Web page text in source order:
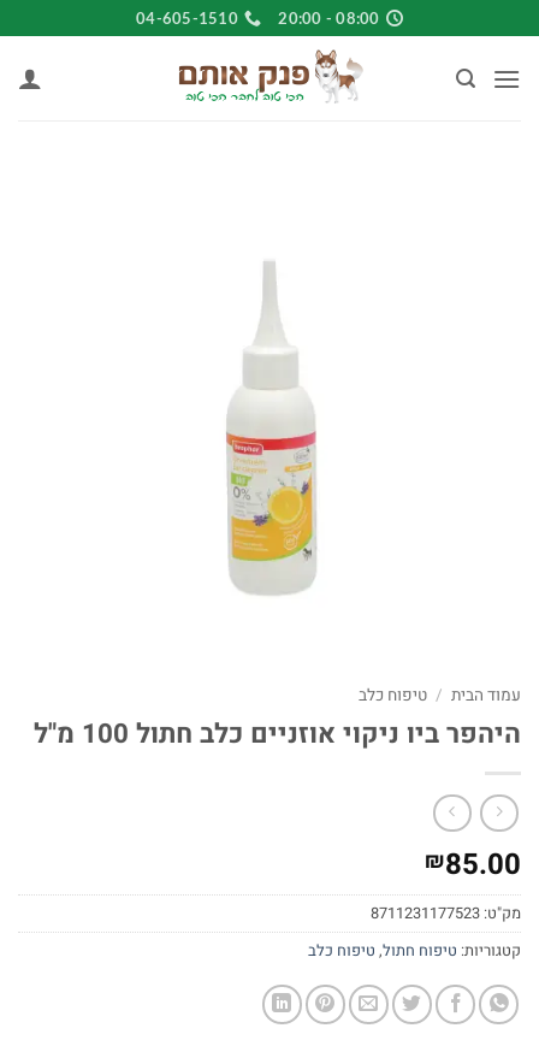
to
content
08:00 - 20:00
04-605-1510
עמוד הבית / טיפוח כלב
היהפר ביו ניקוי אוזניים כלב חתול 100 מ"ל
₪85.00
מק"ט: 8711231177523
קטגוריות: טיפוח חתול, טיפוח כלב